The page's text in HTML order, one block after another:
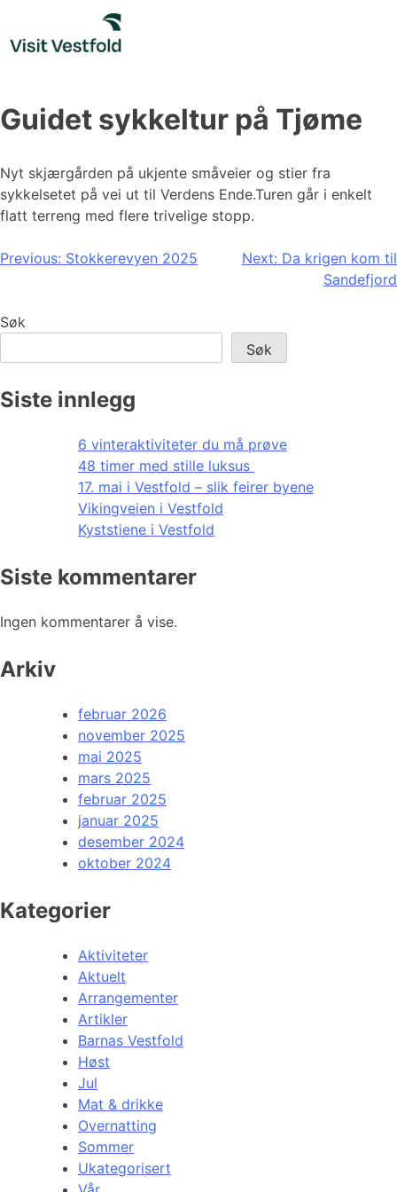
content
Guidet sykkeltur på Tjøme
Nyt skjærgården på ukjente småveier og stier fra
sykkelsetet på vei ut til Verdens Ende.Turen går i enkelt
flatt terreng med flere trivelige stopp.
Innleggsnavigasjon
Previous: Stokkerevyen 2025 Next: Da krigen kom til
Sandefjord
Søk
Søk
Siste innlegg
6 vinteraktiviteter du må prøve
48 timer med stille luksus
17. mai i Vestfold – slik feirer byene
Vikingveien i Vestfold
Kyststiene i Vestfold
Siste kommentarer
Ingen kommentarer å vise.
Arkiv
februar 2026
november 2025
mai 2025
mars 2025
februar 2025
januar 2025
desember 2024
oktober 2024
Kategorier
Aktiviteter
Aktuelt
Arrangementer
Artikler
Barnas Vestfold
Høst
Jul
Mat & drikke
Overnatting
Sommer
Ukategorisert